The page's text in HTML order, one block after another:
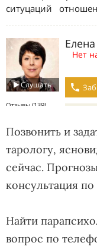
Позвонить и
тарологу,
сейчас.
консультация
Найти
вопрос по